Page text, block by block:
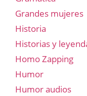
Grandes mujeres
Historia
Historias y
Homo Zapping
Humor
Humor audios